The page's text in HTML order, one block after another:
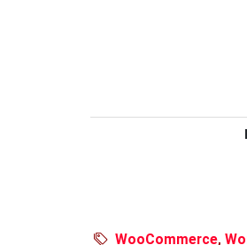
WooCommerce,